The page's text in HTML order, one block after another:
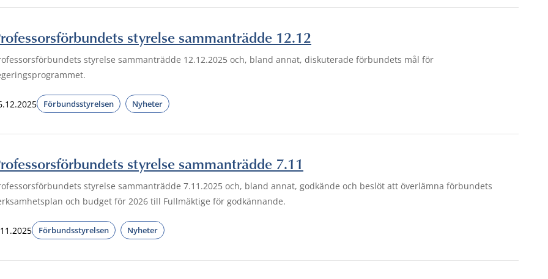
styrelse sammanträdde 12.12
styrelse sammanträdde 12.12.2025 och, bland annat, diskuterade förbundets mål för
Förbundsstyrelsen Nyheter
styrelse sammanträdde 7.11
styrelse sammanträdde 7.11.2025 och, bland annat, godkände och beslöt att överlämna förbundets
och budget för 2026 till Fullmäktige för godkännande.
Förbundsstyrelsen Nyheter